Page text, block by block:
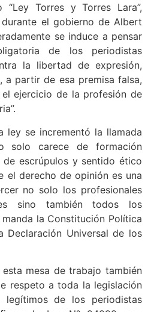
“Ley Torres y Torres Lara”,
el gobierno de Albert
se induce a pensar
de los periodistas
la libertad de expresión,
a partir de esa premisa falsa,
ejercicio de la profesión de
ley se incrementó la llamada
solo carece de formación
escrúpulos y sentido ético
el derecho de opinión es una
no solo los profesionales
sino también todos los
la Constitución Política
Universal de los
mesa de trabajo también
respeto a toda la legislación
legítimos de los periodistas